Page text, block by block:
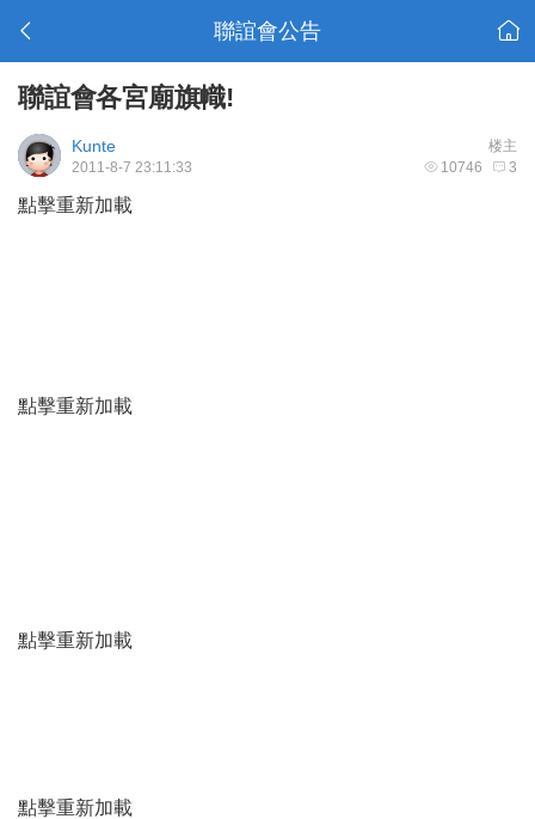
聯誼會公告
聯誼會各宮廟旗幟!
楼主
Kunte
10746 3
2011-8-7 23:11:33
點擊重新加載
點擊重新加載
點擊重新加載
點擊重新加載